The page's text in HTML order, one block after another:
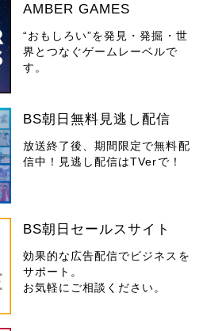
AMBER GAMES
“おもしろい”を発見・発掘・世
界とつなぐゲームレーベルで
す。
BS朝日無料見逃し配信
放送終了後、期間限定で無料配
信中！見逃し配信はTVerで！
BS朝日セールスサイト
効果的な広告配信でビジネスを
サポート。
お気軽にご相談ください。